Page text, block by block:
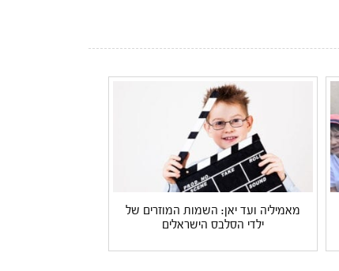
מאמיליה ועד יאן: השמות המוזרים של
ילדי הסלבס הישראלים